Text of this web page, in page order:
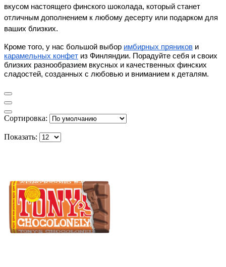
вкусом настоящего финского шоколада, который станет
отличным дополнением к любому десерту или подарком для
ваших близких.
Кроме того, у нас большой выбор имбирных пряников и
карамельных конфет из Финляндии. Порадуйте себя и своих
близких разнообразием вкусных и качественных финских
сладостей, созданных с любовью и вниманием к деталям.
Сортировка:
Показать: